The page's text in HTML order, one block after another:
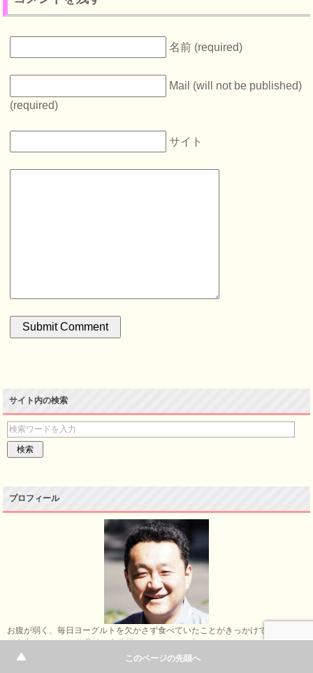
名前 (required)
Mail (will not be published)
(required)
サイト
サイト内の検索
プロフィール
お腹が弱く、毎日ヨーグルトを欠かさず食べていたことがきっかけで腸内環境
研究家になった40代男性の齋藤陽一(やふひち)と申します。
細菌学や発酵学などを学んで、実際に実践してみたりと、様々な事をやってる
このページの先頭へ